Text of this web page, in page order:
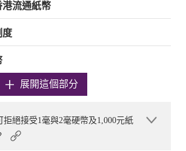
港流通紙幣
度
展開這個部分
拒絕接受1毫與2毫硬幣及1,000元紙